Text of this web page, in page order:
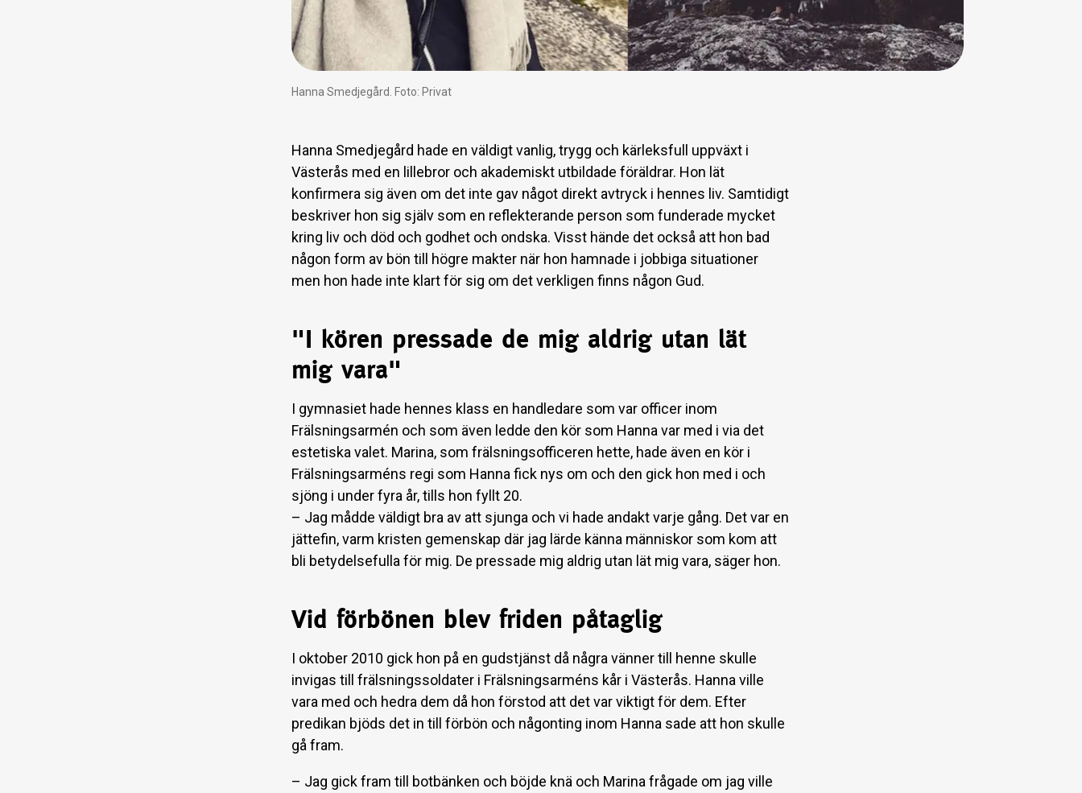
Hanna Smedjegård. Foto: Privat
Hanna Smedjegård hade en väldigt vanlig, trygg och kärleksfull uppväxt i
Västerås med en lillebror och akademiskt utbildade föräldrar. Hon lät
konfirmera sig även om det inte gav något direkt avtryck i hennes liv. Samtidigt
beskriver hon sig själv som en reflekterande person som funderade mycket
kring liv och död och godhet och ondska. Visst hände det också att hon bad
någon form av bön till högre makter när hon hamnade i jobbiga situationer
men hon hade inte klart för sig om det verkligen finns någon Gud.
"I kören pressade de mig aldrig utan lät
mig vara"
I gymnasiet hade hennes klass en handledare som var officer inom
Frälsningsarmén och som även ledde den kör som Hanna var med i via det
estetiska valet. Marina, som frälsningsofficeren hette, hade även en kör i
Frälsningsarméns regi som Hanna fick nys om och den gick hon med i och
sjöng i under fyra år, tills hon fyllt 20.
– Jag mådde väldigt bra av att sjunga och vi hade andakt varje gång. Det var en
jättefin, varm kristen gemenskap där jag lärde känna människor som kom att
bli betydelsefulla för mig. De pressade mig aldrig utan lät mig vara, säger hon.
Vid förbönen blev friden påtaglig
I oktober 2010 gick hon på en gudstjänst då några vänner till henne skulle
invigas till frälsningssoldater i Frälsningsarméns kår i Västerås. Hanna ville
vara med och hedra dem då hon förstod att det var viktigt för dem. Efter
predikan bjöds det in till förbön och någonting inom Hanna sade att hon skulle
gå fram.
– Jag gick fram till botbänken och böjde knä och Marina frågade om jag ville